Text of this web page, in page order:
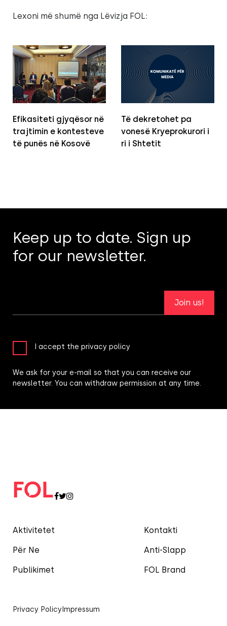
Lexoni më shumë nga Lëvizja FOL:
Efikasiteti gjyqësor në
trajtimin e kontesteve
të punës në Kosovë
Të dekretohet pa
vonesë Kryeprokurori i
ri i Shtetit
Aktivitetet
Për Ne
Publikimet
Kontakti
Anti-Slapp
FOL Brand
Privacy PolicyImpressum
Keep up to date. Sign up
for our newsletter.
Join us!
I accept the privacy policy
We ask for your e-mail so that you can receive our
newsletter. You can withdraw permission at any time.